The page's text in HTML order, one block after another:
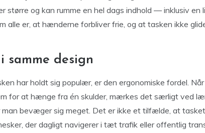
større og kan rumme en hel dags indhold — inklusiv en
alle er, at hænderne forbliver frie, og at tasken ikke
samme design
har holdt sig populær, er den ergonomiske fordel.
for at hænge fra én skulder, mærkes det særligt ved
man bevæger sig meget. Det er ikke et tilfælde, at
der dagligt navigerer i tæt trafik eller offentlig